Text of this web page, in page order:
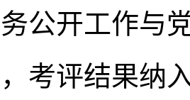
公开工作与
考评结果纳